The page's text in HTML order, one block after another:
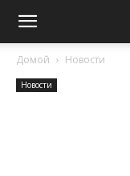
Crazy-
Daizy
Домой Новости
Новости